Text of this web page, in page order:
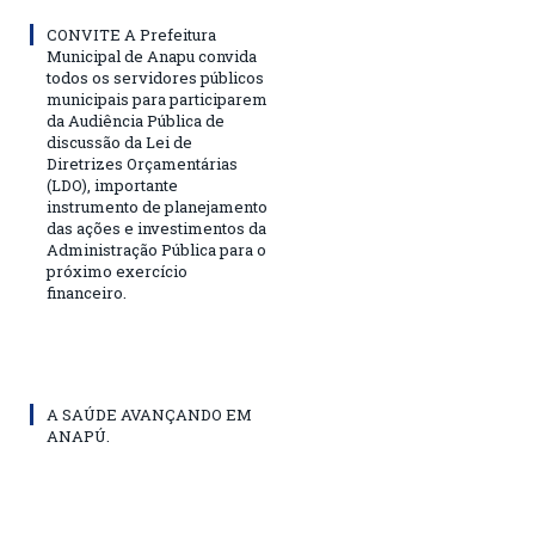
CONVITE A Prefeitura
Municipal de Anapu convida
todos os servidores públicos
municipais para participarem
da Audiência Pública de
discussão da Lei de
Diretrizes Orçamentárias
(LDO), importante
instrumento de planejamento
das ações e investimentos da
Administração Pública para o
próximo exercício
financeiro.
A SAÚDE AVANÇANDO EM
ANAPÚ.